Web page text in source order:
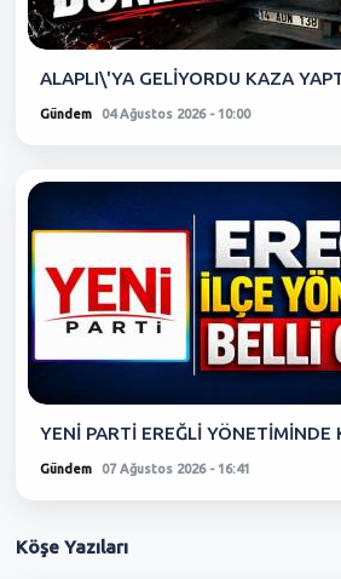
ALAPLI\'YA GELİYORDU KAZA
Gündem 04 Ağustos 2026 - 10:00
YENİ PARTİ EREĞLİ YÖNETİMİNDE
Gündem 07 Ağustos 2026 - 16:41
Köşe Yazıları